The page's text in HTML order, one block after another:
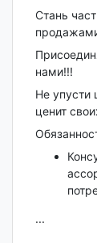
Стань
нами!!!
Не упусти
ценит
...